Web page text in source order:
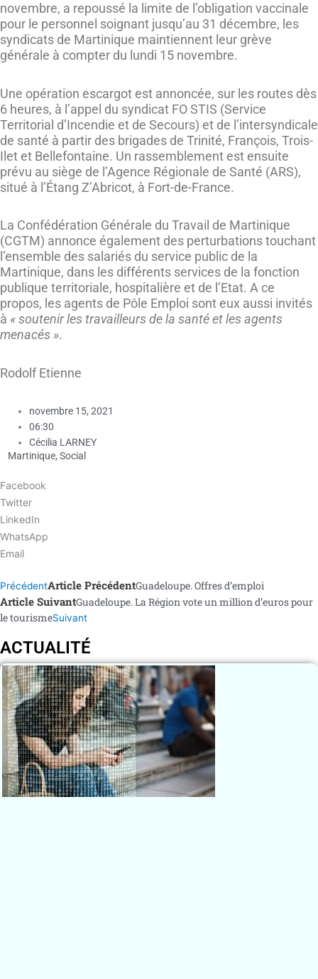
novembre, a repoussé la limite de l’obligation vaccinale
pour le personnel soignant jusqu’au 31 décembre, les
syndicats de Martinique maintiennent leur grève
générale à compter du lundi 15 novembre.
Une opération escargot est annoncée, sur les routes dès
6 heures, à l’appel du syndicat FO STIS (Service
Territorial d’Incendie et de Secours) et de l’intersyndicale
de santé à partir des brigades de Trinité, François, Trois-
Ilet et Bellefontaine. Un rassemblement est ensuite
prévu au siège de l’Agence Régionale de Santé (ARS),
situé à l’Étang Z’Abricot, à Fort-de-France.
La Confédération Générale du Travail de Martinique
(CGTM) annonce également des perturbations touchant
l’ensemble des salariés du service public de la
Martinique, dans les différents services de la fonction
publique territoriale, hospitalière et de l’Etat. A ce
propos, les agents de Pôle Emploi sont eux aussi invités
à « soutenir les travailleurs de la santé et les agents
menacés ».
Rodolf Etienne
novembre 15, 2021
06:30
Cécilia LARNEY
Martinique, Social
Facebook
Twitter
LinkedIn
WhatsApp
Email
PrécédentArticle PrécédentGuadeloupe. Offres d’emploi
Article SuivantGuadeloupe. La Région vote un million d’euros pour
le tourismeSuivant
ACTUALITÉ